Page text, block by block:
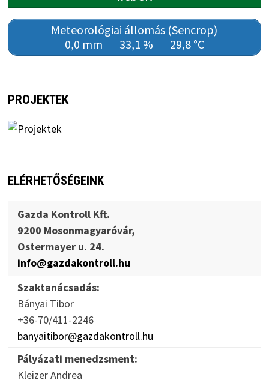
Meteorológiai állomás (Sencrop)
0,0 mm
33,1 % 29,8 °C
PROJEKTEK
ELÉRHETŐSÉGEINK
Gazda Kontroll Kft.
9200 Mosonmagyaróvár,
Ostermayer u. 24.
info@gazdakontroll.hu
Szaktanácsadás:
Bányai Tibor
+36-70/411-2246
banyaitibor@gazdakontroll.hu
Pályázati menedzsment:
Kleizer Andrea